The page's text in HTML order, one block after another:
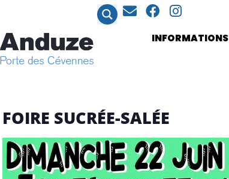
INFORMATIONS
FOIRE SUCRÉE-SALÉE